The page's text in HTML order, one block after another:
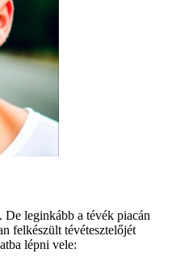
leginkább a tévék piacán
felkészült tévétesztelőjét
lépni vele: